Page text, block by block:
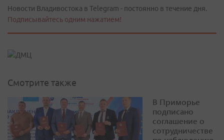
Новости Владивостока в Telegram - постоянно в течение дня.
Подписывайтесь одним нажатием!
Смотрите также
В Приморье
подписано
соглашение о
сотрудничестве